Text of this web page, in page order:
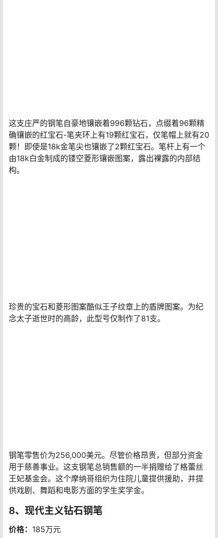
珍贵的宝石和菱形图案酷似王子纹章上的盾牌图案。为纪
念太子逝世时的高龄，此型号仅制作了81支。